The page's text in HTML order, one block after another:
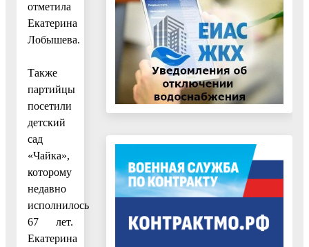
отметила
Екатерина
Лобышева.
Также
партийцы
посетили
детский
сад
«Чайка»,
которому
недавно
исполнилось
67 лет.
Екатерина